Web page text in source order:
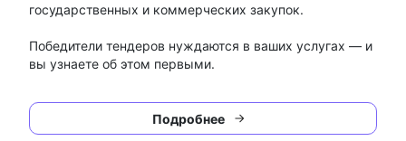
государственных и коммерческих закупок.
Победители тендеров нуждаются в ваших услугах — и
вы узнаете об этом первыми.
Подробнее